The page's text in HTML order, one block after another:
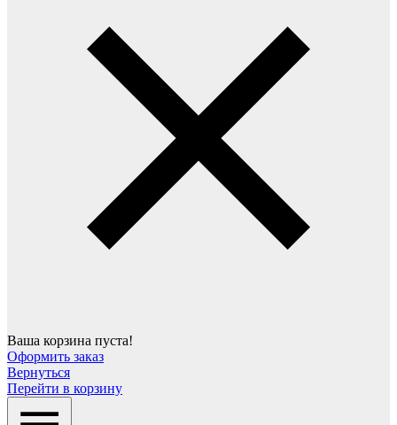
Ваша корзина пуста!
Оформить заказ
Вернуться
Перейти в корзину